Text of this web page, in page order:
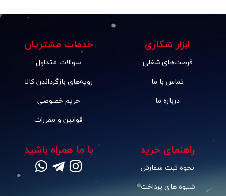
ابزار شکاری
فرصت‌های شغلی
تماس با ما
درباره ما
خدمات مشتریان
سوالات متداول
رویه‌های بازگرداندن کالا
حریم خصوصی
قوانین و مقررات
راهنمای خرید
نحوه ثبت سفارش
شیوه های پرداخت
با ما همراه باشید